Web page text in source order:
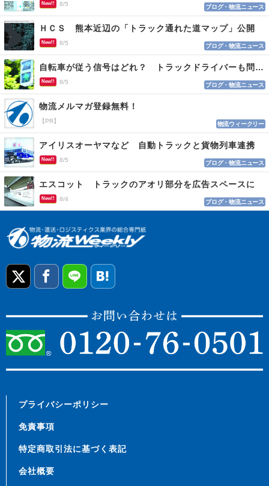
New!! 8/5 ブログ・物流ニュース
ＨＣＳ 熊本近辺の「トラック通れた道マップ」公開
New!! 8/5 ブログ・物流ニュース
自転車が従う信号はどれ？ トラックドライバーも問われる認識
New!! 8/5 ブログ・物流ニュース
物流メルマガ登録無料！
【PR】 物流ウィークリー
アイリスオーヤマなど 自動トラックと貨物列車連携
New!! 8/5 ブログ・物流ニュース
エスコット トラックのアオリ部分を広告スペースに
New!! 8/4 ブログ・物流ニュース
プライバシーポリシー
免責事項
特定商取引法に基づく表記
会社概要